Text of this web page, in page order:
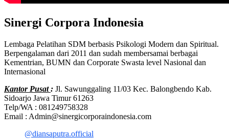
Sinergi Corpora Indonesia
Lembaga Pelatihan SDM berbasis Psikologi Modern dan Spiritual.
Berpengalaman dari 2011 dan sudah membersamai berbagai
Kementrian, BUMN dan Corporate Swasta level Nasional dan
Internasional
Kantor Pusat: Jl. Sawunggaling 11/03 Kec. Balongbendo Kab.
Sidoarjo Jawa Timur 61263
Telp/WA : 081249758328
Email : Admin@sinergicorporaindonesia.com
@diansaputra.official